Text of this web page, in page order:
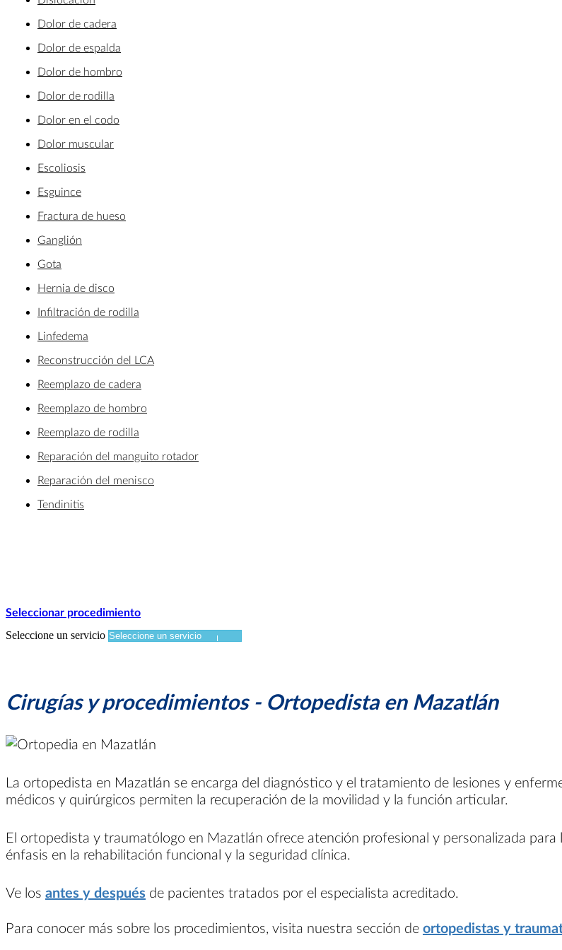
Dolor de cadera
Dolor de espalda
Dolor de hombro
Dolor de rodilla
Dolor en el codo
Dolor muscular
Escoliosis
Esguince
Fractura de hueso
Ganglión
Gota
Hernia de disco
Infiltración de rodilla
Linfedema
Reconstrucción del LCA
Reemplazo de cadera
Reemplazo de hombro
Reemplazo de rodilla
Reparación del manguito rotador
Reparación del menisco
Tendinitis
Seleccionar procedimiento
Seleccione un servicio
Cirugías y procedimientos - Ortopedista en Mazatlán
La ortopedista en Mazatlán se encarga del diagnóstico y el tratamiento de lesiones y
médicos y quirúrgicos permiten la recuperación de la movilidad y la función articular.
El ortopedista y traumatólogo en Mazatlán ofrece atención profesional y personalizada
énfasis en la rehabilitación funcional y la seguridad clínica.
Ve los antes y después de pacientes tratados por el especialista acreditado.
Para conocer más sobre los procedimientos, visita nuestra sección de ortopedistas y